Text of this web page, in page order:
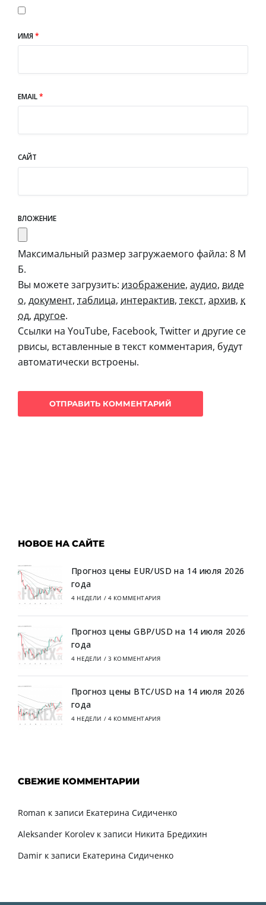
ИМЯ*
EMAIL*
САЙТ
ВЛОЖЕНИЕ
Максимальный размер загружаемого файла: 8 М
Б.
Вы можете загрузить: изображение, аудио, виде
о, документ, таблица, интерактив, текст, архив, к
од, другое.
Ссылки на YouTube, Facebook, Twitter и другие се
рвисы, вставленные в текст комментария, будут
автоматически встроены.
НОВОЕ НА САЙТЕ
Прогноз цены EUR/USD на 14 июля 2026
года
4 НЕДЕЛИ / 4 КОММЕНТАРИЯ
Прогноз цены GBP/USD на 14 июля 2026
года
4 НЕДЕЛИ / 3 КОММЕНТАРИЯ
Прогноз цены BTC/USD на 14 июля 2026
года
4 НЕДЕЛИ / 4 КОММЕНТАРИЯ
СВЕЖИЕ КОММЕНТАРИИ
Roman к записи Екатерина Сидиченко
Aleksander Korolev к записи Никита Бредихин
Damir к записи Екатерина Сидиченко